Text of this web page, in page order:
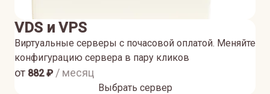
VDS и VPS
Виртуальные серверы с почасовой оплатой. Меняйте
конфигурацию сервера в пару кликов
от 882₽ / месяц
Выбрать сервер